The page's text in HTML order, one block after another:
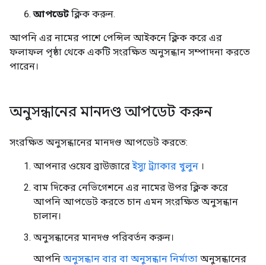
আপডেটক্লিক করুন.
আপনি এর নামের পাশে পেন্সিল আইকনে ক্লিক করে এর
ফলাফল পৃষ্ঠা থেকে একটি সংরক্ষিত অনুসন্ধান সম্পাদনা করতে
পারেন।
অনুসন্ধানের মানদণ্ড আপডেট করুন
সংরক্ষিত অনুসন্ধানের মানদণ্ড আপডেট করতে:
আপনার ওয়েব ব্রাউজারেইস্যু ট্র্যাকার খুলুন ।
বাম দিকের নেভিগেশনে এর নামের উপর ক্লিক করে
আপনি আপডেট করতে চান এমন সংরক্ষিত অনুসন্ধান
চালান।
অনুসন্ধানের মানদণ্ড পরিবর্তন করুন।
আপনি অনুসন্ধান বার বা অনুসন্ধান নির্মাতা অনুসন্ধানের